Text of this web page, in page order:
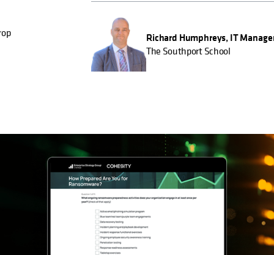
Richard Humphreys, IT Manager
The Southport School